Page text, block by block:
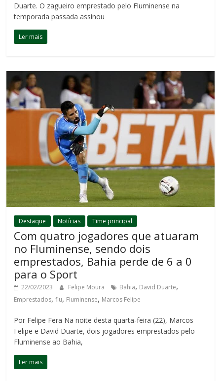
Duarte. O zagueiro emprestado pelo Fluminense na
temporada passada assinou
Ler mais
Destaque Notícias Time principal
Com quatro jogadores que atuaram
no Fluminense, sendo dois
emprestados, Bahia perde de 6 a 0
para o Sport
22/02/2023 Felipe Moura Bahia, David Duarte,
Emprestados,flu, Fluminense, Marcos Felipe
Por Felipe Fera Na noite desta quarta-feira (22), Marcos
Felipe e David Duarte, dois jogadores emprestados pelo
Fluminense ao Bahia,
Ler mais